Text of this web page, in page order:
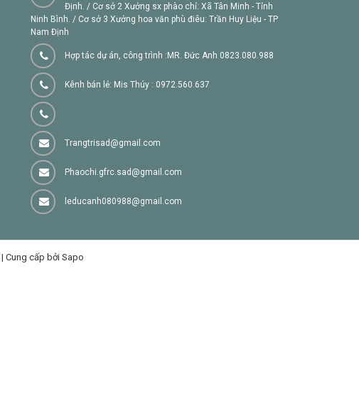
Định. / Cơ sở 2 Xưởng sx phào chỉ: Xã Tân Minh - Tỉnh
Ninh Bình. / Cơ sở 3 Xưởng hoa văn phù điêu: Trần Huy Liệu - TP
Nam Định
Hợp tác dự án, công trình :MR. Đức Anh 0823.080.988
Kênh bán lẻ: Mis Thúy : 0972.560.637
Trangtrisad@gmail.com
Phaochi.gfrc.sad@gmail.com
leducanh080988@gmail.com
| Cung cấp bởi Sapo